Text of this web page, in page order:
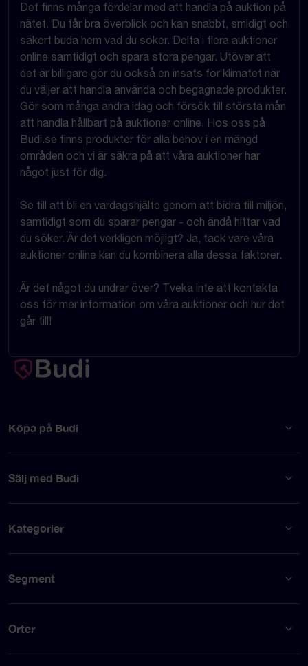
Det finns många fördelar med att handla på auktion på
nätet. Du får bra överblick och kan snabbt, smidigt och
säkert buda hem vad du söker. Delta i flera auktioner
online samtidigt och spara stora pengar. Utöver att
det är billigare gör du också en insats för klimatet när
du väljer att handla använda och begagnade produkter.
Gör som många andra idag och försök till största mån
att handla hållbart på auktioner online. Hos oss på
Budi.se finns produkter för alla behov i en mängd
områden och vi är säkra på att våra auktioner har
något just för dig.
Se till att bli en vardagshjälte genom att bidra till miljön,
samtidigt som du sparar pengar - och ändå hittar vad
du söker. Är det verkligen möjligt? Ja, tack vare våra
auktioner online kan du kombinera alla dessa faktorer.
Är det något du undrar över? Tveka inte att kontakta
oss för mer information om våra auktioner och hur det
går till!
Köpa på Budi
Sälj med Budi
Kategorier
Segment
Orter